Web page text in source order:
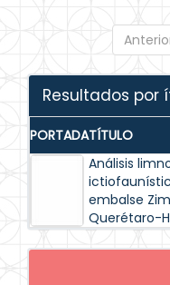
Resultados por
PORTADATÍTULO
Análisis
embalse
Querétaro-